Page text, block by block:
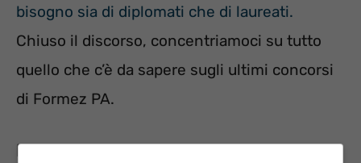
bisogno sia di diplomati che di laureati.
Chiuso il discorso, concentriamoci su tutto
quello che c’è da sapere sugli ultimi concorsi
di Formez PA.
Lavorare per Formez PA, cosa